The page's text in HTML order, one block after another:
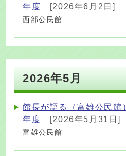
年度
[2026年6月2日]
西部公民館
2026年5月
館長が語る（富雄公民館
年度
[2026年5月31日]
富雄公民館